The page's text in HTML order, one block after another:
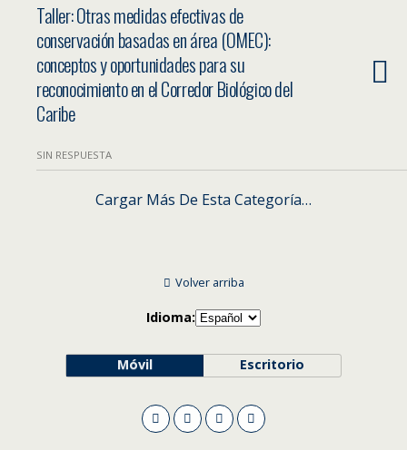
Taller: Otras medidas efectivas de
conservación basadas en área (OMEC):
conceptos y oportunidades para su
reconocimiento en el Corredor Biológico del
Caribe
SIN RESPUESTA
Cargar Más De Esta Categoría…
Volver arriba
Idioma:
Móvil Escritorio